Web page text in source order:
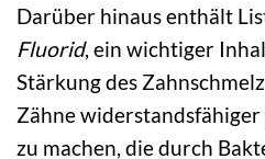
Darüber hinaus enthält
Fluorid, ein wichtiger
Stärkung des
Zähne
zu machen, die durch